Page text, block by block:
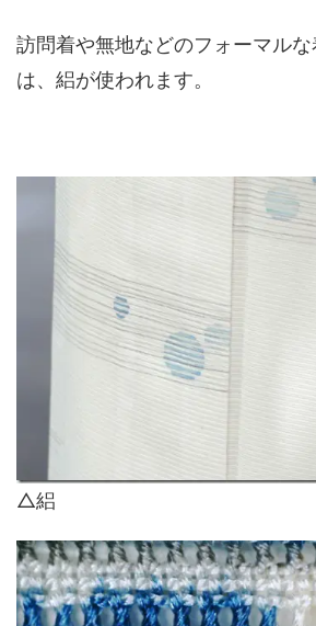
訪問着や無地などのフォーマル
は、絽が使われます。
△絽